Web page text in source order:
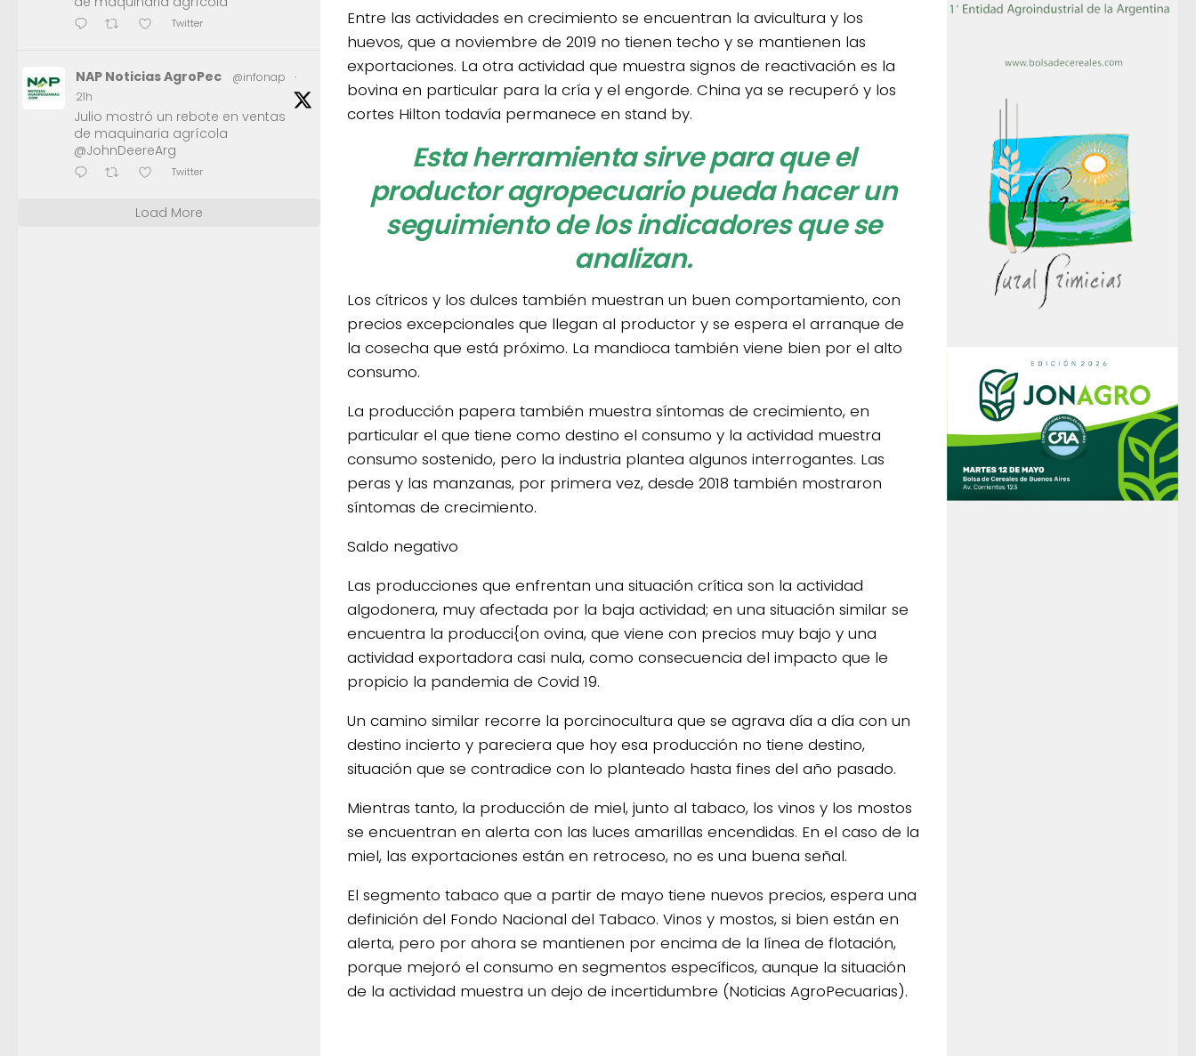
Entre las actividades en crecimiento se encuentran la avicultura y los
huevos, que a noviembre de 2019 no tienen techo y se mantienen las
exportaciones. La otra actividad que muestra signos de reactivación es la
bovina en particular para la cría y el engorde. China ya se recuperó y los
cortes Hilton todavía permanece en stand by.
Esta herramienta sirve para que el
productor agropecuario pueda hacer un
seguimiento de los indicadores que se
analizan.
Los cítricos y los dulces también muestran un buen comportamiento, con
precios excepcionales que llegan al productor y se espera el arranque de
la cosecha que está próximo. La mandioca también viene bien por el alto
consumo.
La producción papera también muestra síntomas de crecimiento, en
particular el que tiene como destino el consumo y la actividad muestra
consumo sostenido, pero la industria plantea algunos interrogantes. Las
peras y las manzanas, por primera vez, desde 2018 también mostraron
síntomas de crecimiento.
Saldo negativo
Las producciones que enfrentan una situación crítica son la actividad
algodonera, muy afectada por la baja actividad; en una situación similar se
encuentra la producci{on ovina, que viene con precios muy bajo y una
actividad exportadora casi nula, como consecuencia del impacto que le
propicio la pandemia de Covid 19.
Un camino similar recorre la porcinocultura que se agrava día a día con un
destino incierto y pareciera que hoy esa producción no tiene destino,
situación que se contradice con lo planteado hasta fines del año pasado.
Mientras tanto, la producción de miel, junto al tabaco, los vinos y los mostos
se encuentran en alerta con las luces amarillas encendidas. En el caso de la
miel, las exportaciones están en retroceso, no es una buena señal.
El segmento tabaco que a partir de mayo tiene nuevos precios, espera una
definición del Fondo Nacional del Tabaco. Vinos y mostos, si bien están en
alerta, pero por ahora se mantienen por encima de la línea de flotación,
porque mejoró el consumo en segmentos específicos, aunque la situación
de la actividad muestra un dejo de incertidumbre (Noticias AgroPecuarias).
Twitter
NAP Noticias AgroPec @infonap
·
21h
Julio mostró un rebote en ventas
de maquinaria agrícola
@JohnDeereArg
Twitter
Load More